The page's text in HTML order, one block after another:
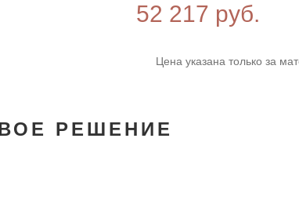
52 217 руб.
Цена указана только за
РЕШЕНИЕ